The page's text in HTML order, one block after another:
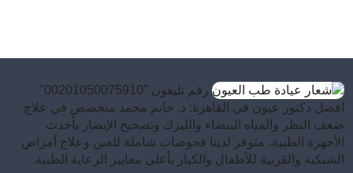
رقم تليفون "00201050075910"
افضل دكتور عيون في القاهرة: د. حاتم محمد متخصص في علاج
ضعف النظر والمياه البيضاء والليزك وتصحيح الإبصار بأحدث
الأجهزة الطبية، متوفر لدينا فحوصات شاملة للعين وعلاج أمراض
الشبكية والقرنية للأطفال والكبار بأعلى معايير الرعاية الطبية.